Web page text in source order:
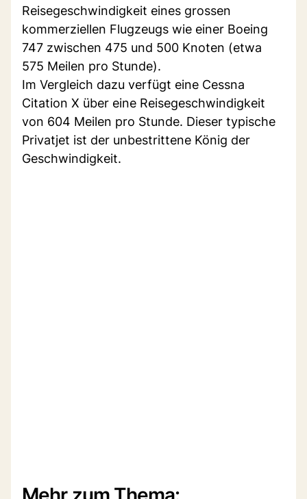
Reisegeschwindigkeit eines grossen
kommerziellen Flugzeugs wie einer Boeing
747 zwischen 475 und 500 Knoten (etwa
575 Meilen pro Stunde).
Im Vergleich dazu verfügt eine Cessna
Citation X über eine Reisegeschwindigkeit
von 604 Meilen pro Stunde. Dieser typische
Privatjet ist der unbestrittene König der
Geschwindigkeit.